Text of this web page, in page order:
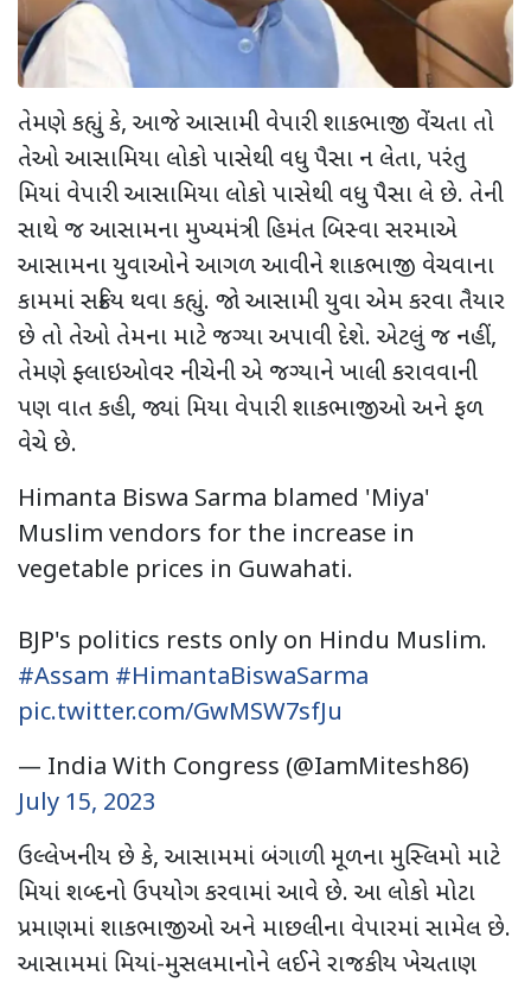
તેમણે કહ્યું કે, આજે આસામી વેપારી શાકભાજી વેંચતા તો
તેઓ આસામિયા લોકો પાસેથી વધુ પૈસા ન લેતા, પરંતુ
મિયાં વેપારી આસામિયા લોકો પાસેથી વધુ પૈસા લે છે. તેની
સાથે જ આસામના મુખ્યમંત્રી હિમંત બિસ્વા સરમાએ
આસામના યુવાઓને આગળ આવીને શાકભાજી વેચવાના
કામમાં સક્રિય થવા કહ્યું. જો આસામી યુવા એમ કરવા તૈયાર
છે તો તેઓ તેમના માટે જગ્યા અપાવી દેશે. એટલું જ નહીં,
તેમણે ફ્લાઇઓવર નીચેની એ જગ્યાને ખાલી કરાવવાની
પણ વાત કહી, જ્યાં મિયા વેપારી શાકભાજીઓ અને ફળ
વેચે છે.
Himanta Biswa Sarma blamed 'Miya'
Muslim vendors for the increase in
vegetable prices in Guwahati.
BJP's politics rests only on Hindu Muslim.
#Assam #HimantaBiswaSarma
pic.twitter.com/GwMSW7sfJu
— India With Congress (@IamMitesh86)
July 15, 2023
ઉલ્લેખનીય છે કે, આસામમાં બંગાળી મૂળના મુસ્લિમો માટે
મિયાં શબ્દનો ઉપયોગ કરવામાં આવે છે. આ લોકો મોટા
પ્રમાણમાં શાકભાજીઓ અને માછલીના વેપારમાં સામેલ છે.
આસામમાં મિયાં-મુસલમાનોને લઈને રાજકીય ખેચતાણ